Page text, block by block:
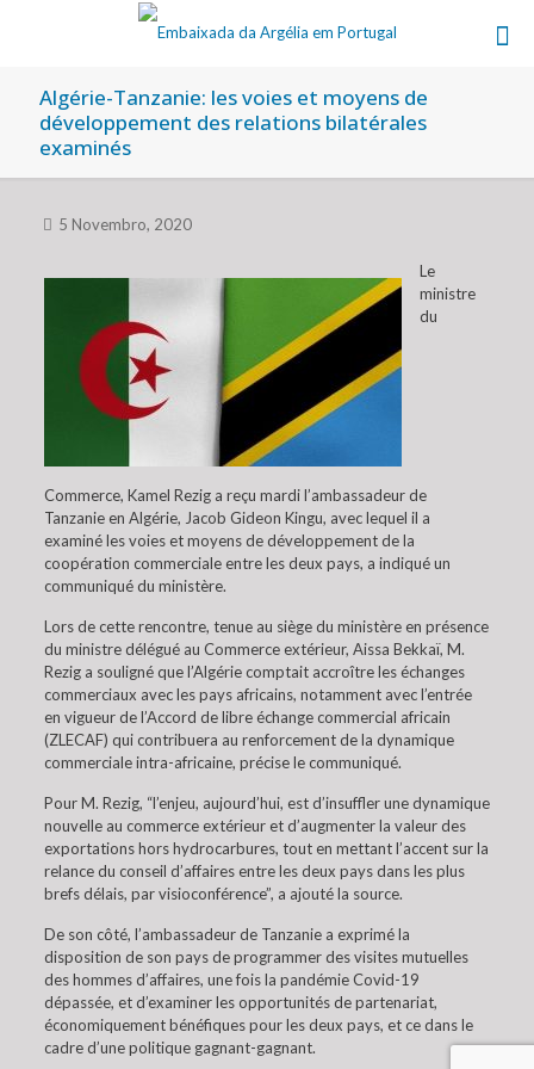
Algérie-Tanzanie: les voies et moyens de
développement des relations bilatérales
examinés
5 Novembro, 2020
Le
ministre
du
Commerce, Kamel Rezig a reçu mardi l’ambassadeur de
Tanzanie en Algérie, Jacob Gideon Kingu, avec lequel il a
examiné les voies et moyens de développement de la
coopération commerciale entre les deux pays, a indiqué un
communiqué du ministère.
Lors de cette rencontre, tenue au siège du ministère en présence
du ministre délégué au Commerce extérieur, Aissa Bekkaï, M.
Rezig a souligné que l’Algérie comptait accroître les échanges
commerciaux avec les pays africains, notamment avec l’entrée
en vigueur de l’Accord de libre échange commercial africain
(ZLECAF) qui contribuera au renforcement de la dynamique
commerciale intra-africaine, précise le communiqué.
Pour M. Rezig, “l’enjeu, aujourd’hui, est d’insuffler une dynamique
nouvelle au commerce extérieur et d’augmenter la valeur des
exportations hors hydrocarbures, tout en mettant l’accent sur la
relance du conseil d’affaires entre les deux pays dans les plus
brefs délais, par visioconférence”, a ajouté la source.
De son côté, l’ambassadeur de Tanzanie a exprimé la
disposition de son pays de programmer des visites mutuelles
des hommes d’affaires, une fois la pandémie Covid-19
dépassée, et d’examiner les opportunités de partenariat,
économiquement bénéfiques pour les deux pays, et ce dans le
cadre d’une politique gagnant-gagnant.